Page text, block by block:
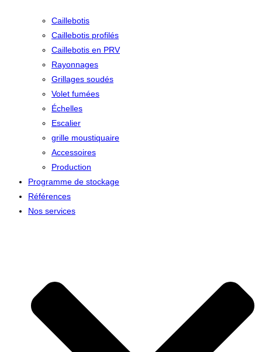
Caillebotis
Caillebotis profilés
Caillebotis en PRV
Rayonnages
Grillages soudés
Volet fumées
Échelles
Escalier
grille moustiquaire
Accessoires
Production
Programme de stockage
Références
Nos services